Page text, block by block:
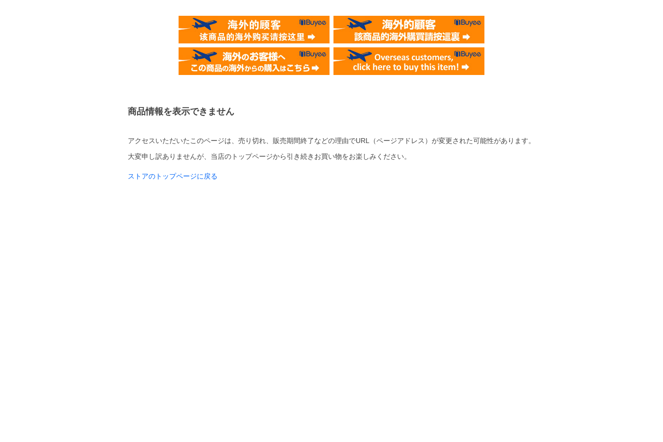
商品情報を表示できません
アクセスいただいたこのページは、売り切れ、販売期間終了などの理由でURL（ページアドレス）が変更された可能性があります。
大変申し訳ありませんが、当店のトップページから引き続きお買い物をお楽しみください。
ストアのトップページに戻る